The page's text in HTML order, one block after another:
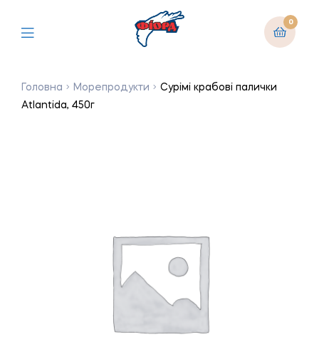
0
Головна Морепродукти
Сурімі крабові палички
Atlantida, 450г